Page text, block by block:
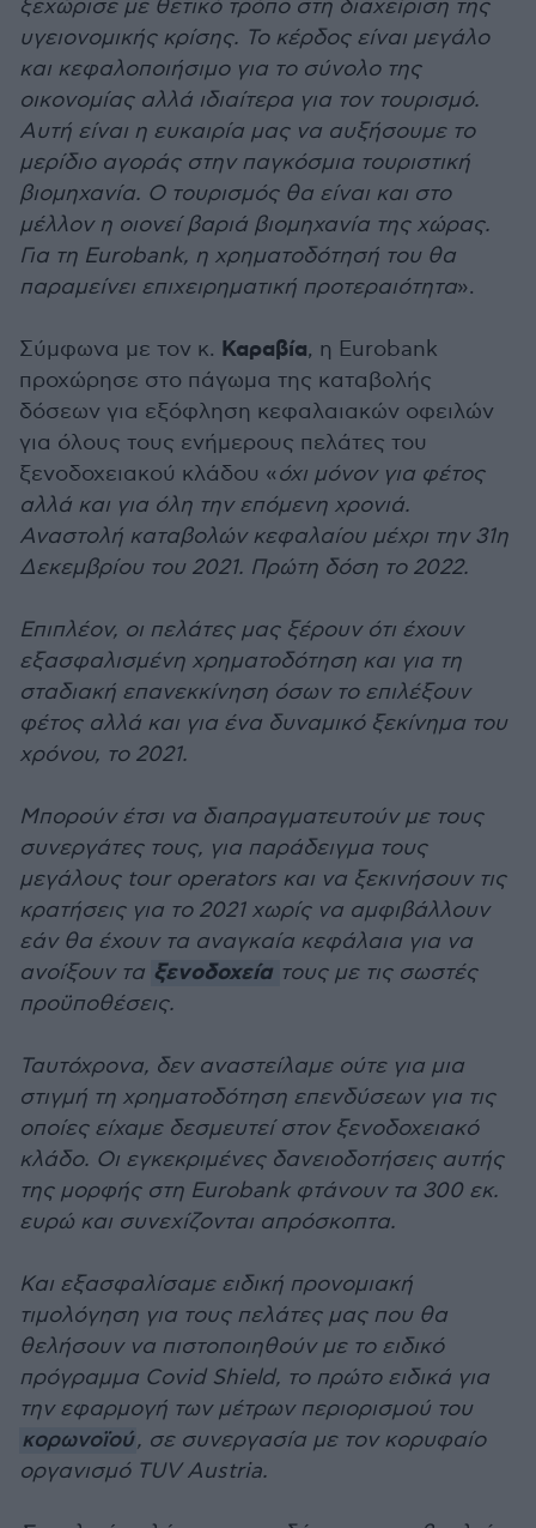
ξεχώρισε με θετικό τρόπο στη διαχείριση της
υγειονομικής κρίσης. Το κέρδος είναι μεγάλο
και κεφαλοποιήσιμο για το σύνολο της
οικονομίας αλλά ιδιαίτερα για τον τουρισμό.
Αυτή είναι η ευκαιρία μας να αυξήσουμε το
μερίδιο αγοράς στην παγκόσμια τουριστική
βιομηχανία. Ο τουρισμός θα είναι και στο
μέλλον η οιονεί βαριά βιομηχανία της χώρας.
Για τη Eurobank, η χρηματοδότησή του θα
παραμείνει επιχειρηματική προτεραιότητα».
Σύμφωνα με τον κ. Καραβία, η Eurobank
προχώρησε στο πάγωμα της καταβολής
δόσεων για εξόφληση κεφαλαιακών οφειλών
για όλους τους ενήμερους πελάτες του
ξενοδοχειακού κλάδου «όχι μόνον για φέτος
αλλά και για όλη την επόμενη χρονιά.
Αναστολή καταβολών κεφαλαίου μέχρι την 31η
Δεκεμβρίου του 2021. Πρώτη δόση το 2022.
Επιπλέον, οι πελάτες μας ξέρουν ότι έχουν
εξασφαλισμένη χρηματοδότηση και για τη
σταδιακή επανεκκίνηση όσων το επιλέξουν
φέτος αλλά και για ένα δυναμικό ξεκίνημα του
χρόνου, το 2021.
Μπορούν έτσι να διαπραγματευτούν με τους
συνεργάτες τους, για παράδειγμα τους
μεγάλους tour operators και να ξεκινήσουν τις
κρατήσεις για το 2021 χωρίς να αμφιβάλλουν
εάν θα έχουν τα αναγκαία κεφάλαια για να
ανοίξουν τα ξενοδοχεία τους με τις σωστές
προϋποθέσεις.
Ταυτόχρονα, δεν αναστείλαμε ούτε για μια
στιγμή τη χρηματοδότηση επενδύσεων για τις
οποίες είχαμε δεσμευτεί στον ξενοδοχειακό
κλάδο. Οι εγκεκριμένες δανειοδοτήσεις αυτής
της μορφής στη Eurobank φτάνουν τα 300 εκ.
ευρώ και συνεχίζονται απρόσκοπτα.
Και εξασφαλίσαμε ειδική προνομιακή
τιμολόγηση για τους πελάτες μας που θα
θελήσουν να πιστοποιηθούν με το ειδικό
πρόγραμμα Covid Shield, το πρώτο ειδικά για
την εφαρμογή των μέτρων περιορισμού του
κορωνοϊού, σε συνεργασία με τον κορυφαίο
οργανισμό TUV Austria.